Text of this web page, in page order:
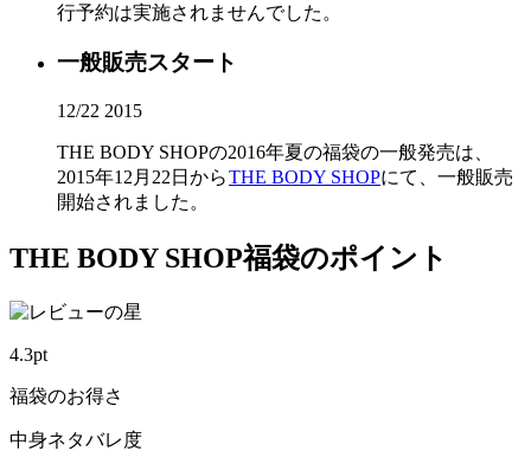
行予約は実施されませんでした。
一般販売スタート
12/22 2015
THE BODY SHOPの2016年夏の福袋の一般発売は、
2015年12月22日からTHE BODY SHOPにて、一般販売
開始されました。
THE BODY SHOP福袋のポイント
4.3pt
福袋のお得さ
中身ネタバレ度